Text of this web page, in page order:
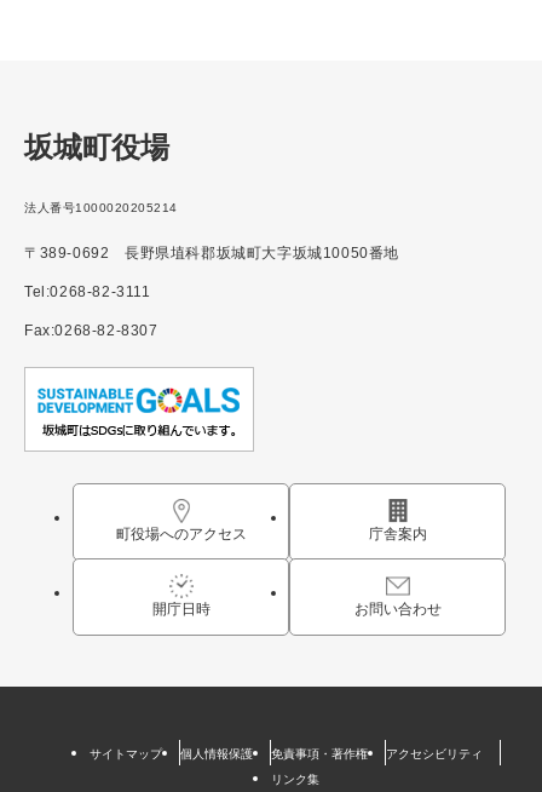
坂城町役場
法人番号1000020205214
〒389-0692 長野県埴科郡坂城町大字坂城10050番地
Tel:0268-82-3111
Fax:0268-82-8307
町役場へのアクセス 庁舎案内
開庁日時 お問い合わせ
サイトマップ 個人情報保護 免責事項・著作権
アクセシビリティ
リンク集